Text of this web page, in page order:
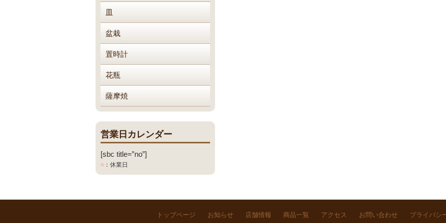
皿
盆栽
置時計
花瓶
薩摩焼
営業日カレンダー
[sbc title=”no”]
■ ：休業日
トップページ お知らせ 店舗情報 商品一覧 アクセス お問い合わせ プライバシ